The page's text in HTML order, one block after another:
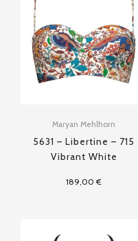
Maryan Mehlhorn
5631 – Libertine – 715
Vibrant White
189,00€